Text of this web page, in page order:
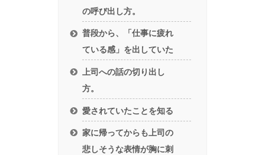
の呼び出し方。
普段から、「仕事に疲れ
ている感」を出していた
上司への話の切り出し
方。
愛されていたことを知る
家に帰ってからも上司の
悲しそうな表情が胸に刺